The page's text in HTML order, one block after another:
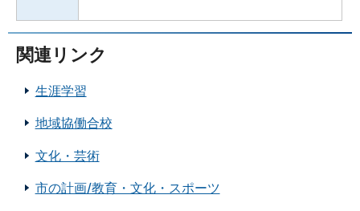
関連リンク
生涯学習
地域協働合校
文化・芸術
市の計画/教育・文化・スポーツ